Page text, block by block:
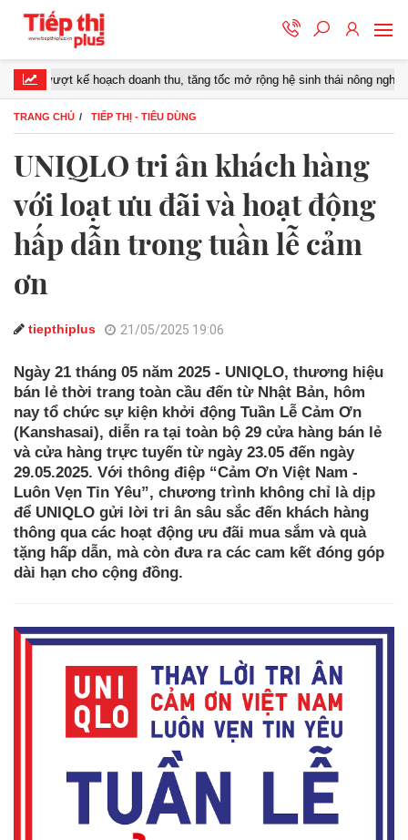
hoạch doanh thu, tăng tốc mở rộng hệ sinh thái nông nghiệp – thực
TRANG CHỦ TIẾP THỊ - TIÊU DÙNG
UNIQLO tri ân khách hàng
với loạt ưu đãi và hoạt động
hấp dẫn trong tuần lễ cảm
ơn
tiepthiplus 21/05/2025 19:06
Ngày 21 tháng 05 năm 2025 - UNIQLO, thương hiệu
bán lẻ thời trang toàn cầu đến từ Nhật Bản, hôm
nay tổ chức sự kiện khởi động Tuần Lễ Cảm Ơn
(Kanshasai), diễn ra tại toàn bộ 29 cửa hàng bán lẻ
và cửa hàng trực tuyến từ ngày 23.05 đến ngày
29.05.2025. Với thông điệp “Cảm Ơn Việt Nam -
Luôn Vẹn Tin Yêu”, chương trình không chỉ là dịp
để UNIQLO gửi lời tri ân sâu sắc đến khách hàng
thông qua các hoạt động ưu đãi mua sắm và quà
tặng hấp dẫn, mà còn đưa ra các cam kết đóng góp
dài hạn cho cộng đồng.